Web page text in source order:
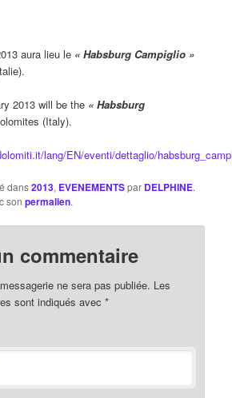
aura lieu le « Habsburg Campiglio »
2013 will be the « Habsburg
(Italy).
lang/EN/eventi/dettaglio/
dans2013, EVENEMENTSpar DELPHINE.
sonpermalien.
commentaire
ne sera pas publiée. Les
sont indiqués avec*